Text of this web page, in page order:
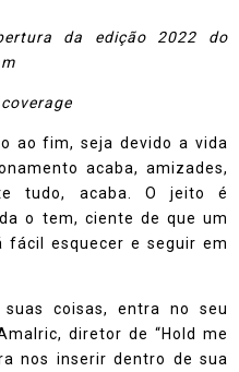
da edição 2022 do
ao fim, seja devido a vida
acaba, amizades,
tudo, acaba. O jeito é
o tem, ciente de que um
esquecer e seguir em
coisas, entra no seu
diretor de “Hold me
nos inserir dentro de sua